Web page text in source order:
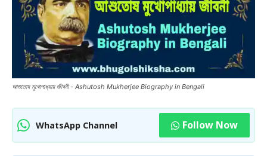
আশুতোষ মুখোপাধ্যায় জীবনী - Ashutosh Mukherjee Biography in Bengali
WhatsApp Channel Follow Now